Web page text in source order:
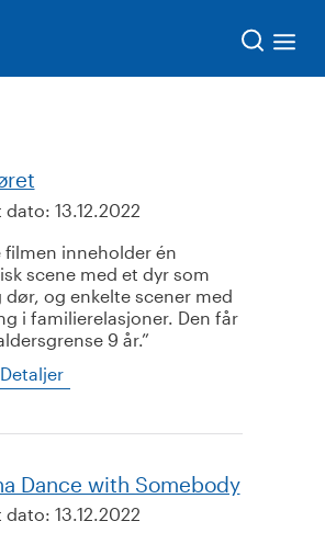
dato: 13.12.2022
filmen inneholder én
scene med et dyr som
dør, og enkelte scener med
i familierelasjoner. Den får
9 år.
Detaljer
Dance with Somebody
dato: 13.12.2022